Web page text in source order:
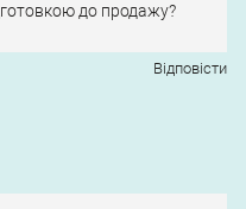
до продажу?
Відповіcти